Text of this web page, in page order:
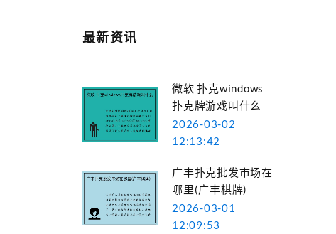
最新资讯
微软 扑克windows
扑克牌游戏叫什么
2026-03-02
12:13:42
广丰扑克批发市场在
哪里(广丰棋牌)
2026-03-01
12:09:53